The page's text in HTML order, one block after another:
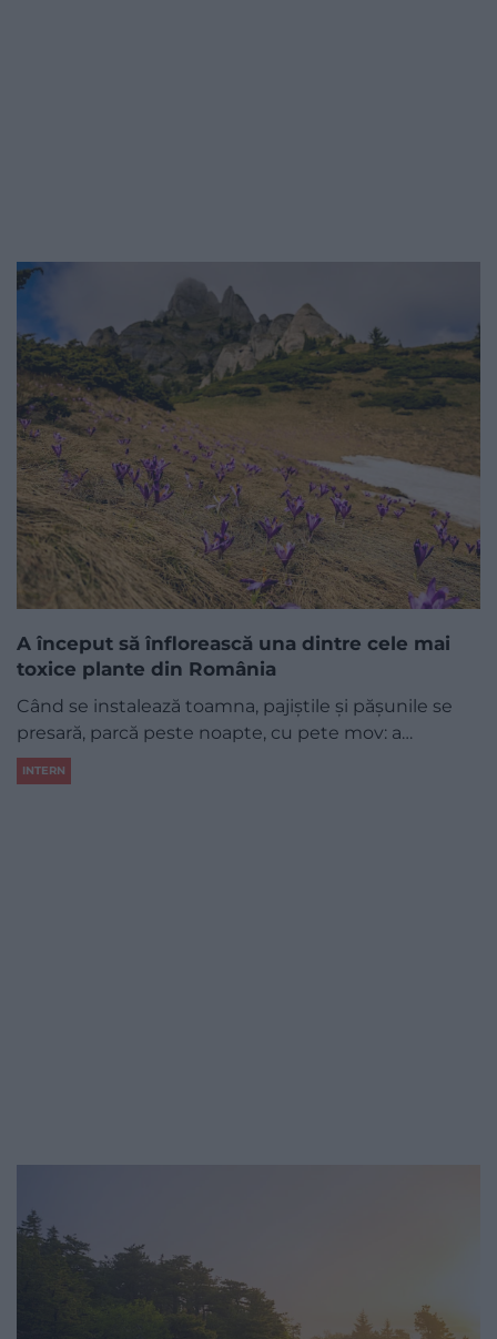
A început să înflorească una dintre cele mai
toxice plante din România
Când se instalează toamna, pajiștile și pășunile se
presară, parcă peste noapte, cu pete mov: a…
INTERN